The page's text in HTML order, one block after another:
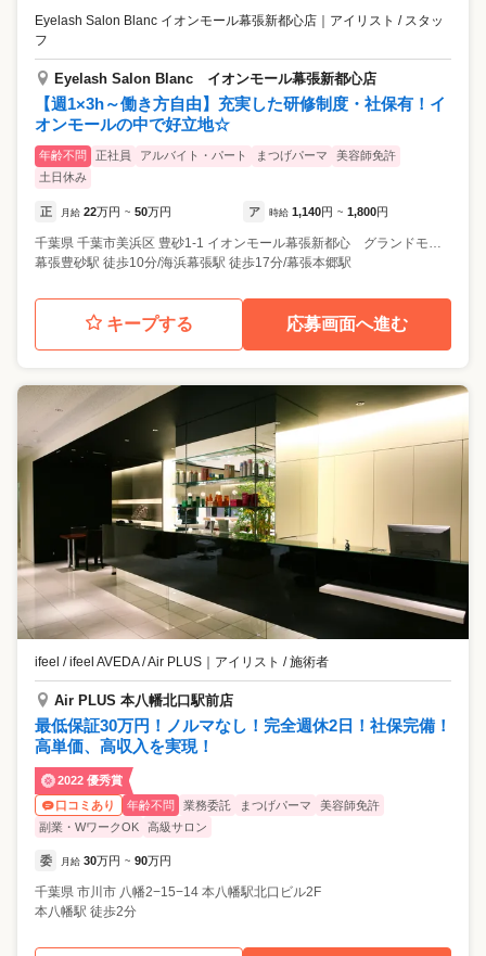
Eyelash Salon Blanc イオンモール幕張新都心店 ｜ アイリスト / スタッ
フ
Eyelash Salon Blanc イオンモール幕張新都心店
【週1×3h～働き方自由】充実した研修制度・社保有！イ
オンモールの中で好立地☆
年齢不問 正社員 アルバイト・パート まつげパーマ
美容師免許
土日休み
正 月給 22万円 ~ 50万円 ア 時給 1,140円 ~ 1,800円
千葉県 千葉市美浜区 豊砂1-1 イオンモール幕張新都心 グランドモール1階
幕張豊砂駅 徒歩10分/海浜幕張駅 徒歩17分/幕張本郷駅
キープする 応募画面へ進む
ifeel / ifeel AVEDA / Air PLUS アイリスト / 施術者
Air PLUS 本八幡北口駅前店
最低保証30万円！ノルマなし！完全週休2日！社保完備！
高単価、高収入を実現！
2022 優秀賞
口コミあり
年齢不問 業務委託 まつげパーマ
美容師免許
副業・WワークOK
高級サロン
委 月給 30万円 ~ 90万円
千葉県 市川市 八幡2−15−14 本八幡駅北口ビル2F
本八幡駅 徒歩2分